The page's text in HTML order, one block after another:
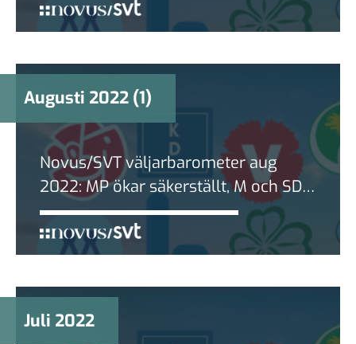
nere på sitt valresultat
Augusti 2022 (1)
Novus/SVT väljarbarometer aug
2022: MP ökar säkerställt, M och SD
lika stora
Juli 2022